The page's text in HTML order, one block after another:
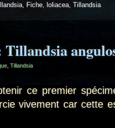
Fiche loliacea Tillandsia
Tillandsia
premier
vivement car cette